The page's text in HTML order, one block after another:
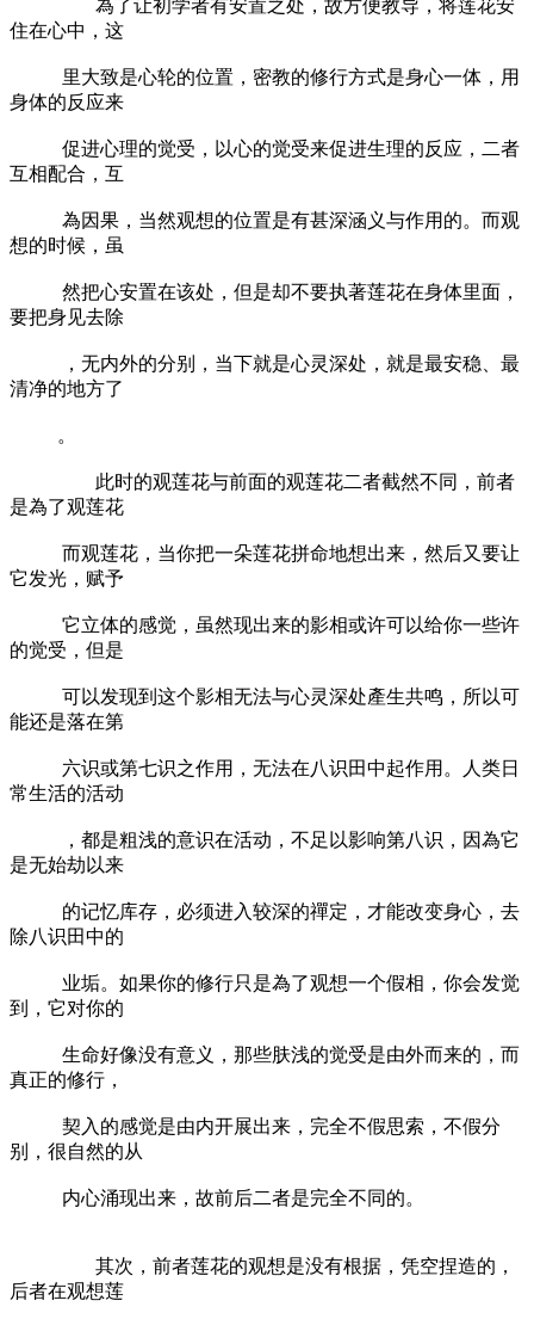
為了让初学者有安置之处，故方便教导，将莲花安
住在心中，这
里大致是心轮的位置，密教的修行方式是身心一体，用
身体的反应来
促进心理的觉受，以心的觉受来促进生理的反应，二者
互相配合，互
為因果，当然观想的位置是有甚深涵义与作用的。而观
想的时候，虽
然把心安置在该处，但是却不要执著莲花在身体里面，
要把身见去除
，无内外的分别，当下就是心灵深处，就是最安稳、最
清净的地方了
。
此时的观莲花与前面的观莲花二者截然不同，前者
是為了观莲花
而观莲花，当你把一朵莲花拼命地想出来，然后又要让
它发光，赋予
它立体的感觉，虽然现出来的影相或许可以给你一些许
的觉受，但是
可以发现到这个影相无法与心灵深处產生共鸣，所以可
能还是落在第
六识或第七识之作用，无法在八识田中起作用。人类日
常生活的活动
，都是粗浅的意识在活动，不足以影响第八识，因為它
是无始劫以来
的记忆库存，必须进入较深的禪定，才能改变身心，去
除八识田中的
业垢。如果你的修行只是為了观想一个假相，你会发觉
到，它对你的
生命好像没有意义，那些肤浅的觉受是由外而来的，而
真正的修行，
契入的感觉是由内开展出来，完全不假思索，不假分
别，很自然的从
内心涌现出来，故前后二者是完全不同的。
其次，前者莲花的观想是没有根据，凭空捏造的，
后者在观想莲